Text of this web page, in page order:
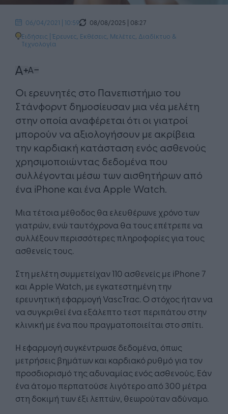
06/04/2021 | 10:59
08/08/2025 | 08:27
Ειδήσεις |Έρευνες, Εκθέσεις, Μελέτες Διαδίκτυο &
Τεχνολογία
Οι ερευνητές στο Πανεπιστήμιο του
Στάνφορντ δημοσίευσαν μια νέα μελέτη
στην οποία αναφέρεται ότι οι γιατροί
μπορούν να αξιολογήσουν με ακρίβεια
την καρδιακή κατάσταση ενός ασθενούς
χρησιμοποιώντας δεδομένα που
συλλέγονται μέσω των αισθητήρων από
ένα iPhone και ένα Apple Watch.
Μια τέτοια μέθοδος θα ελευθέρωνε χρόνο των
γιατρών, ενώ ταυτόχρονα θα τους επέτρεπε να
συλλέξουν περισσότερες πληροφορίες για τους
ασθενείς τους.
Στη μελέτη συμμετείχαν 110 ασθενείς με iPhone 7
και Apple Watch, με εγκατεστημένη την
ερευνητική εφαρμογή VascTrac. Ο στόχος ήταν να
να συγκριθεί ένα εξάλεπτο τεστ περιπάτου στην
κλινική με ένα που πραγματοποιείται στο σπίτι.
Η εφαρμογή συγκέντρωσε δεδομένα, όπως
μετρήσεις βημάτων και καρδιακό ρυθμό για τον
προσδιορισμό της αδυναμίας ενός ασθενούς. Εάν
ένα άτομο περπατούσε λιγότερο από 300 μέτρα
στη δοκιμή των έξι λεπτών, θεωρούταν αδύναμο.